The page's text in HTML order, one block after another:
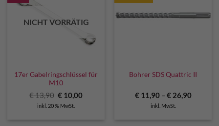
NICHT VORRÄTIG
17er Gabelringschlüssel für
M10
€13,90 Ursprünglicher
Preis
war:
€ 10,00Aktueller
inkl. 20 % MwSt.
Bohrer SDS Quattric II
€11,90– €26,90
inkl. MwSt.